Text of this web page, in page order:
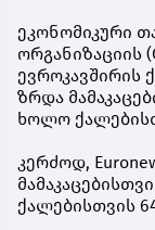
ეკონომიკური
ორგანიზაციის
ევროკავშირის
ზრდა
ხოლო
კერძოდ,
ქალებისთვის